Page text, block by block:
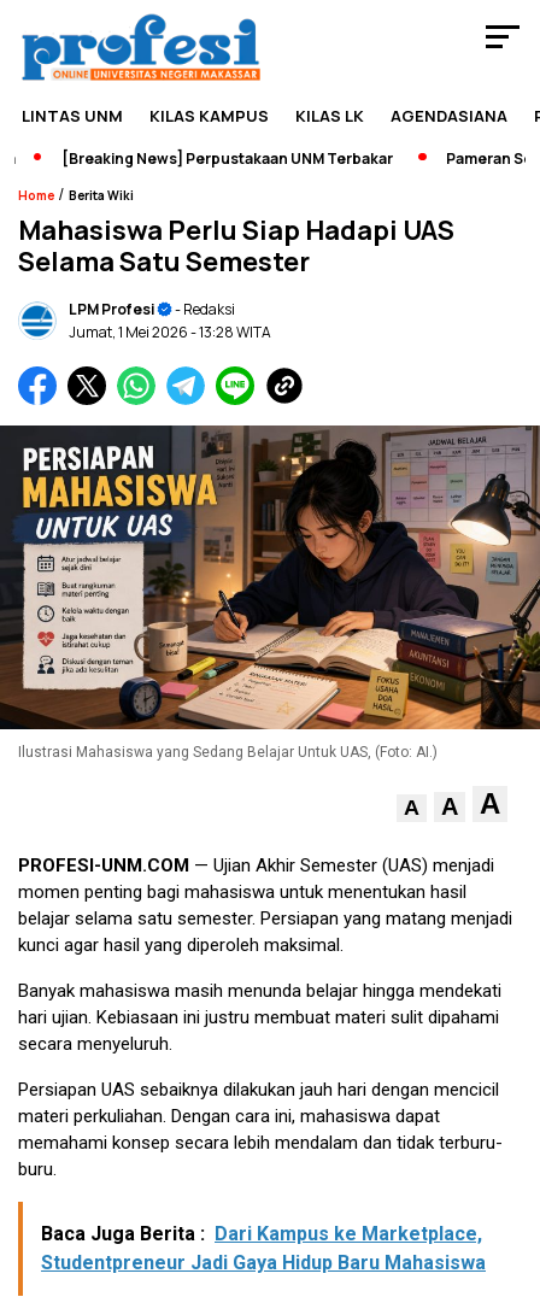
LINTAS UNM KILAS KAMPUS KILAS LK AGENDASIANA
[Breaking News] Perpustakaan UNM Terbakar Pameran
Home / Berita Wiki
Mahasiswa Perlu Siap Hadapi UAS
Selama Satu Semester
LPM Profesi
- Redaksi
Jumat, 1 Mei 2026- 13:28 WITA
Ilustrasi Mahasiswa yang Sedang Belajar Untuk UAS, (Foto: AI.)
A A A
PROFESI-UNM.COM — Ujian Akhir Semester (UAS) menjadi
momen penting bagi mahasiswa untuk menentukan hasil
belajar selama satu semester. Persiapan yang matang menjadi
kunci agar hasil yang diperoleh maksimal.
Banyak mahasiswa masih menunda belajar hingga mendekati
hari ujian. Kebiasaan ini justru membuat materi sulit dipahami
secara menyeluruh.
Persiapan UAS sebaiknya dilakukan jauh hari dengan mencicil
materi perkuliahan. Dengan cara ini, mahasiswa dapat
memahami konsep secara lebih mendalam dan tidak terburu-
buru.
Baca Juga Berita : Dari Kampus ke Marketplace,
Studentpreneur Jadi Gaya Hidup Baru Mahasiswa